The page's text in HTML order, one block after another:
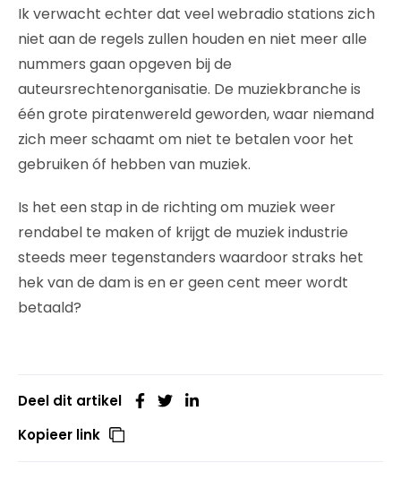
Ik verwacht echter dat veel webradio stations zich
niet aan de regels zullen houden en niet meer alle
nummers gaan opgeven bij de
auteursrechtenorganisatie. De muziekbranche is
één grote piratenwereld geworden, waar niemand
zich meer schaamt om niet te betalen voor het
gebruiken óf hebben van muziek.
Is het een stap in de richting om muziek weer
rendabel te maken of krijgt de muziek industrie
steeds meer tegenstanders waardoor straks het
hek van de dam is en er geen cent meer wordt
betaald?
Deel dit artikel
Kopieer link